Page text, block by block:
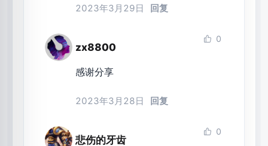
2023年3月29日 回复
zx8800
0
感谢分享
2023年3月28日 回复
悲伤的牙齿
0